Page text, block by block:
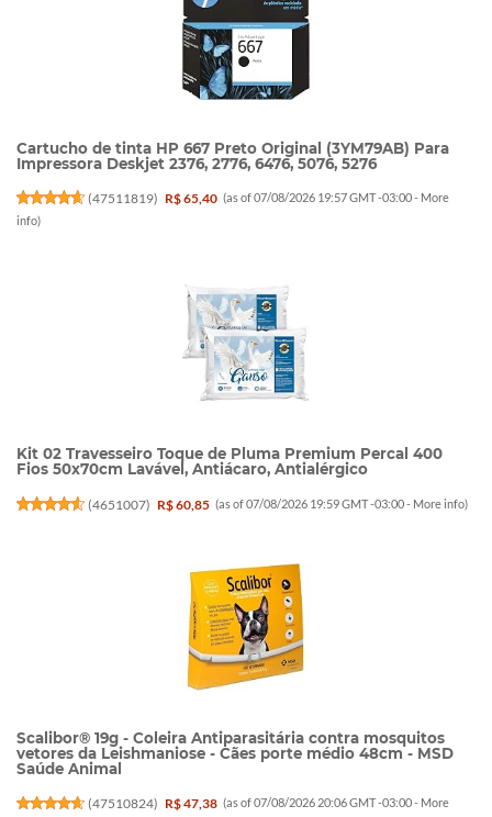
Cartucho de tinta HP 667 Preto Original (3YM79AB) Para
Impressora Deskjet 2376, 2776, 6476, 5076, 5276
(47511819) R$ 65,40 (as of 07/08/2026 19:57 GMT -03:00 - More
info)
Kit 02 Travesseiro Toque de Pluma Premium Percal 400
Fios 50x70cm Lavável, Antiácaro, Antialérgico
(4651007) R$ 60,85 (as of 07/08/2026 19:59 GMT -03:00 - More info)
Scalibor® 19g - Coleira Antiparasitária contra mosquitos
vetores da Leishmaniose - Cães porte médio 48cm - MSD
Saúde Animal
(47510824) R$ 47,38 (as of 07/08/2026 20:06 GMT -03:00 - More